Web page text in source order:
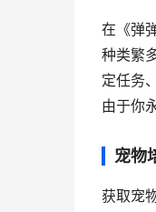
在《弹
种类繁
定任务
由于你
宠物
获取宠